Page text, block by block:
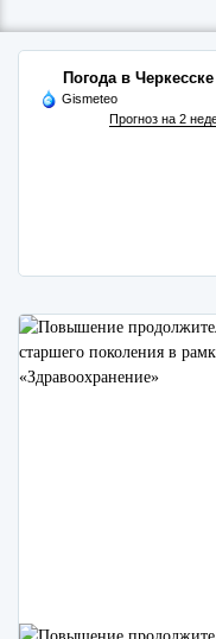
Погода в Черкесске
Gismeteo
Прогноз на 2